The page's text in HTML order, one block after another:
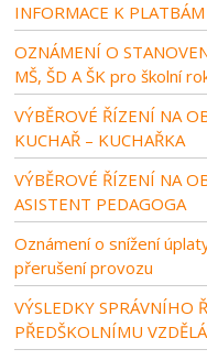
INFORMACE K
OZNÁMENÍ O
MŠ, ŠD A ŠK pro školní
VÝBĚROVÉ ŘÍZENÍ NA
KUCHAŘ – KUCHAŘKA
VÝBĚROVÉ ŘÍZENÍ NA
ASISTENT PEDAGOGA
Oznámení o snížení
přerušení provozu
VÝSLEDKY SPRÁVNÍHO
PŘEDŠKOLNÍMU